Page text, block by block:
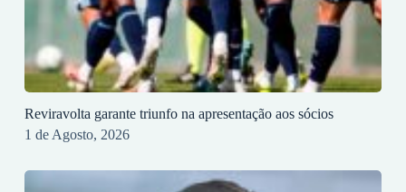
Reviravolta garante triunfo na apresentação aos sócios
1 de Agosto, 2026